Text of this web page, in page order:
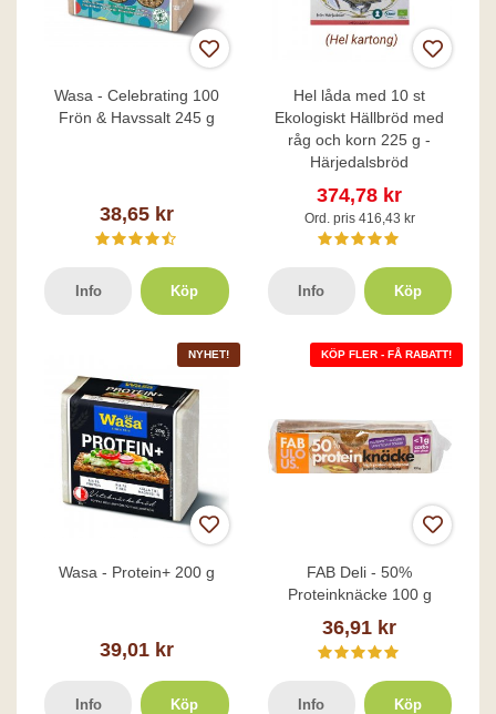
Wasa - Celebrating 100
Frön & Havssalt 245 g
38,65 kr
Info Köp
Hel låda med 10 st
Ekologiskt Hällbröd med
råg och korn 225 g -
Härjedalsbröd
374,78 kr
Ord. pris 416,43 kr
Info Köp
NYHET!
Wasa - Protein+ 200 g
39,01 kr
Info Köp
KÖP FLER - FÅ RABATT!
FAB Deli - 50%
Proteinknäcke 100 g
36,91 kr
Info Köp